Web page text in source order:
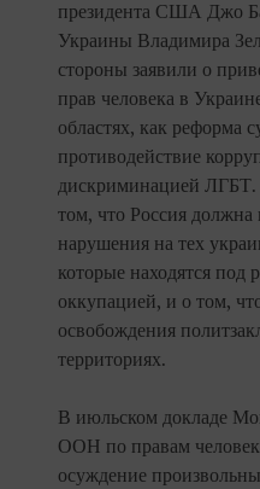
президента США Джо
Украины Владимира
стороны заявили о
прав человека в
областях, как реформа
противодействие
дискриминацией ЛГБТ.
том, что Россия должна
нарушения на тех
которые находятся под
оккупацией, и о том,
освобождения
территориях.
В июльском докладе
ООН по правам
осуждение